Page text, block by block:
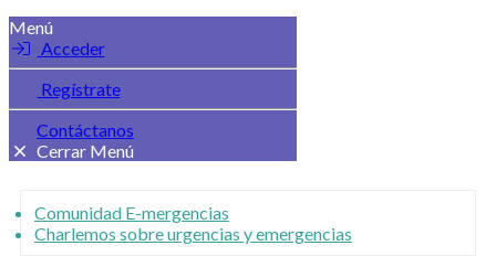
Menú
Acceder
Regístrate
Contáctanos
Cerrar Menú
Comunidad E-mergencias
Charlemos sobre urgencias y emergencias